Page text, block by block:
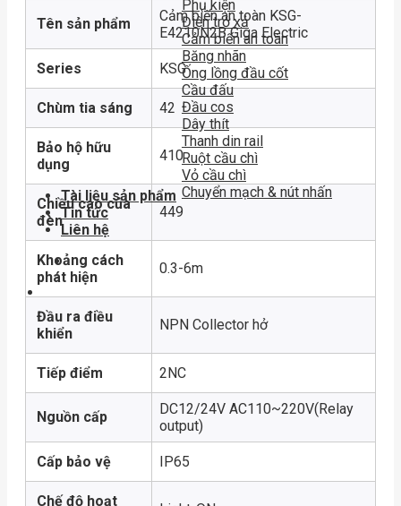
Phụ kiện
Điện trở xả
Cảm biến an toàn
Băng nhãn
Ống lồng đầu cốt
Cầu đấu
Đầu cos
Dây thít
Thanh din rail
Ruột cầu chì
Vỏ cầu chì
Chuyển mạch & nút nhấn
Tài liệu sản phẩm
Tin tức
Liên hệ
Tên sản phẩm
Cảm biến an toàn KSG-
E4210N2B Giga Electric
Series KSG
Chùm tia sáng 42
Bảo hộ hữu
dụng
410
Chiều cao của
đèn
449
Khoảng cách
phát hiện
0.3-6m
Đầu ra điều
khiển
NPN Collector hở
Tiếp điểm 2NC
Nguồn cấp
DC12/24V AC110~220V(Relay
output)
Cấp bảo vệ IP65
Chế độ hoạt